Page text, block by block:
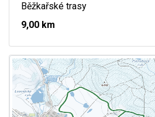
Běžkařské trasy
9,00 km